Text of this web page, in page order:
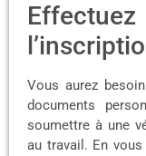
Vous aurez
documents
soumettre à une
au travail. En